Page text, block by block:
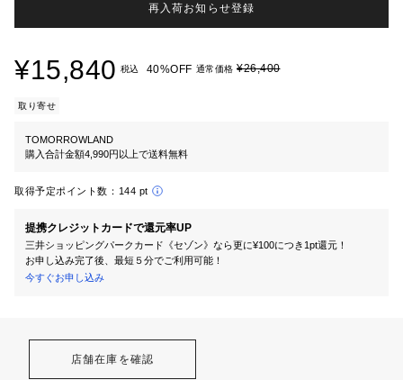
再入荷お知らせ登録
¥15,840 税込 40%OFF 通常価格 ¥26,400
取り寄せ
TOMORROWLAND
購入合計金額4,990円以上で送料無料
取得予定ポイント数： 144 pt
提携クレジットカードで還元率UP
三井ショッピングパークカード《セゾン》なら更に¥100につき1pt還元！
お申し込み完了後、最短５分でご利用可能！
今すぐお申し込み
店舗在庫を確認